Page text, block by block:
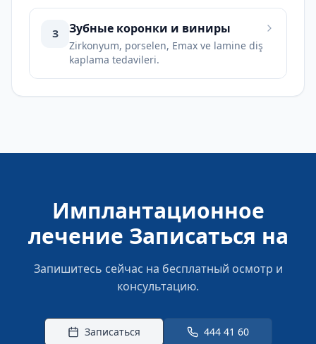
пациентов с полной адентией или для
тех, чьи имеющиеся зубы больше не
могут здорово функционировать в
долгосрочной перспективе.
З Зубные коронки и виниры
Zirkonyum, porselen, Emax ve lamine diş
kaplama tedavileri.
Имплантационное
лечение Записаться на
Запишитесь сейчас на бесплатный осмотр и
консультацию.
Записаться 444 41 60